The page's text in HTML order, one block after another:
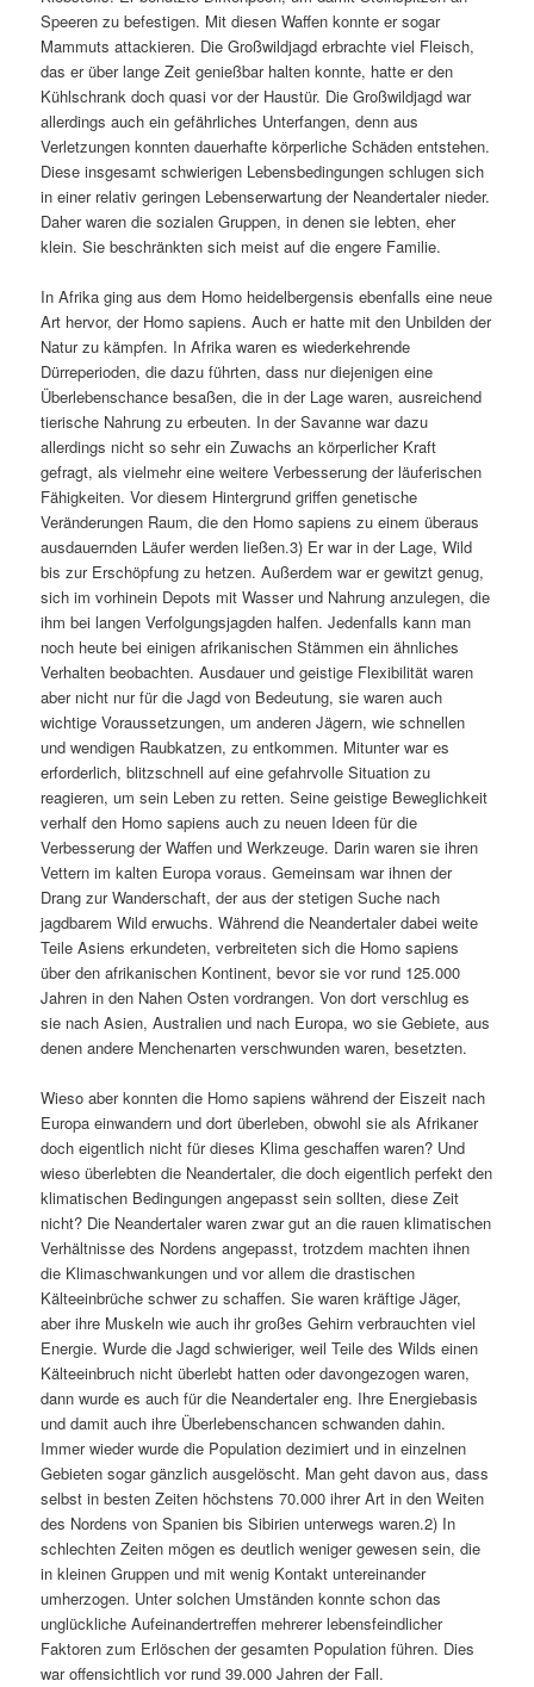
Speeren zu befestigen. Mit diesen Waffen konnte er sogar
Mammuts attackieren. Die Großwildjagd erbrachte viel Fleisch,
das er über lange Zeit genießbar halten konnte, hatte er den
Kühlschrank doch quasi vor der Haustür. Die Großwildjagd war
allerdings auch ein gefährliches Unterfangen, denn aus
Verletzungen konnten dauerhafte körperliche Schäden entstehen.
Diese insgesamt schwierigen Lebensbedingungen schlugen sich
in einer relativ geringen Lebenserwartung der Neandertaler nieder.
Daher waren die sozialen Gruppen, in denen sie lebten, eher
klein. Sie beschränkten sich meist auf die engere Familie.
In Afrika ging aus dem Homo heidelbergensis ebenfalls eine neue
Art hervor, der Homo sapiens. Auch er hatte mit den Unbilden der
Natur zu kämpfen. In Afrika waren es wiederkehrende
Dürreperioden, die dazu führten, dass nur diejenigen eine
Überlebenschance besaßen, die in der Lage waren, ausreichend
tierische Nahrung zu erbeuten. In der Savanne war dazu
allerdings nicht so sehr ein Zuwachs an körperlicher Kraft
gefragt, als vielmehr eine weitere Verbesserung der läuferischen
Fähigkeiten. Vor diesem Hintergrund griffen genetische
Veränderungen Raum, die den Homo sapiens zu einem überaus
ausdauernden Läufer werden ließen.3) Er war in der Lage, Wild
bis zur Erschöpfung zu hetzen. Außerdem war er gewitzt genug,
sich im vorhinein Depots mit Wasser und Nahrung anzulegen, die
ihm bei langen Verfolgungsjagden halfen. Jedenfalls kann man
noch heute bei einigen afrikanischen Stämmen ein ähnliches
Verhalten beobachten. Ausdauer und geistige Flexibilität waren
aber nicht nur für die Jagd von Bedeutung, sie waren auch
wichtige Voraussetzungen, um anderen Jägern, wie schnellen
und wendigen Raubkatzen, zu entkommen. Mitunter war es
erforderlich, blitzschnell auf eine gefahrvolle Situation zu
reagieren, um sein Leben zu retten. Seine geistige Beweglichkeit
verhalf den Homo sapiens auch zu neuen Ideen für die
Verbesserung der Waffen und Werkzeuge. Darin waren sie ihren
Vettern im kalten Europa voraus. Gemeinsam war ihnen der
Drang zur Wanderschaft, der aus der stetigen Suche nach
jagdbarem Wild erwuchs. Während die Neandertaler dabei weite
Teile Asiens erkundeten, verbreiteten sich die Homo sapiens
über den afrikanischen Kontinent, bevor sie vor rund 125.000
Jahren in den Nahen Osten vordrangen. Von dort verschlug es
sie nach Asien, Australien und nach Europa, wo sie Gebiete, aus
denen andere Menchenarten verschwunden waren, besetzten.
Wieso aber konnten die Homo sapiens während der Eiszeit nach
Europa einwandern und dort überleben, obwohl sie als Afrikaner
doch eigentlich nicht für dieses Klima geschaffen waren? Und
wieso überlebten die Neandertaler, die doch eigentlich perfekt den
klimatischen Bedingungen angepasst sein sollten, diese Zeit
nicht? Die Neandertaler waren zwar gut an die rauen klimatischen
Verhältnisse des Nordens angepasst, trotzdem machten ihnen
die Klimaschwankungen und vor allem die drastischen
Kälteeinbrüche schwer zu schaffen. Sie waren kräftige Jäger,
aber ihre Muskeln wie auch ihr großes Gehirn verbrauchten viel
Energie. Wurde die Jagd schwieriger, weil Teile des Wilds einen
Kälteeinbruch nicht überlebt hatten oder davongezogen waren,
dann wurde es auch für die Neandertaler eng. Ihre Energiebasis
und damit auch ihre Überlebenschancen schwanden dahin.
Immer wieder wurde die Population dezimiert und in einzelnen
Gebieten sogar gänzlich ausgelöscht. Man geht davon aus, dass
selbst in besten Zeiten höchstens 70.000 ihrer Art in den Weiten
des Nordens von Spanien bis Sibirien unterwegs waren.2) In
schlechten Zeiten mögen es deutlich weniger gewesen sein, die
in kleinen Gruppen und mit wenig Kontakt untereinander
umherzogen. Unter solchen Umständen konnte schon das
unglückliche Aufeinandertreffen mehrerer lebensfeindlicher
Faktoren zum Erlöschen der gesamten Population führen. Dies
war offensichtlich vor rund 39.000 Jahren der Fall.